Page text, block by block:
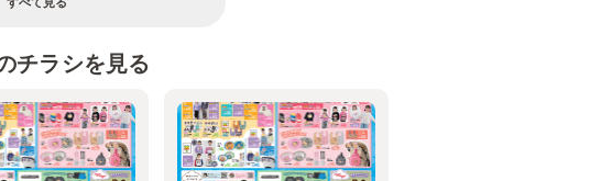
チラシを見る